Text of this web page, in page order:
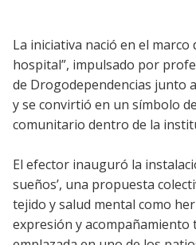
La iniciativa nació en el marco
hospital”, impulsado por
de Drogodependencias junto
y se convirtió en un símbolo
comunitario dentro de la
El efector inauguró la
sueños’, una propuesta
tejido y salud mental como
expresión y acompañamiento